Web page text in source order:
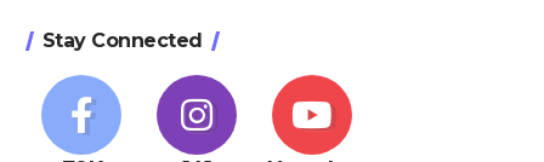
Stay Connected